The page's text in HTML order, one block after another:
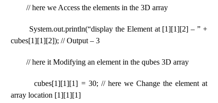
// here we Access the elements in the 3D array
System.out.println(“display the Element at [1][1][2] – ” +
cubes[1][1][2]); // Output – 3
// here it Modifying an element in the qubes 3D array
cubes[1][1][1] = 30; // here we Change the element at
array location [1][1][1]